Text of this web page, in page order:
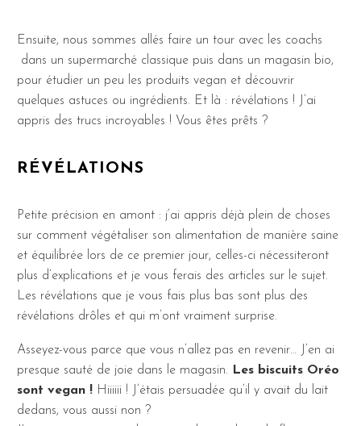
Ensuite, nous sommes allés faire un tour avec les coachs
dans un supermarché classique puis dans un magasin bio,
pour étudier un peu les produits vegan et découvrir
quelques astuces ou ingrédients. Et là : révélations ! J’ai
appris des trucs incroyables ! Vous êtes prêts ?
RÉVÉLATIONS
Petite précision en amont : j’ai appris déjà plein de choses
sur comment végétaliser son alimentation de manière saine
et équilibrée lors de ce premier jour, celles-ci nécessiteront
plus d’explications et je vous ferais des articles sur le sujet.
Les révélations que je vous fais plus bas sont plus des
révélations drôles et qui m’ont vraiment surprise.
Asseyez-vous parce que vous n’allez pas en revenir… J’en ai
presque sauté de joie dans le magasin.
Les biscuits Oréo
sont vegan ! Hiiiiii ! J’étais persuadée qu’il y avait du lait
dedans, vous aussi non ?